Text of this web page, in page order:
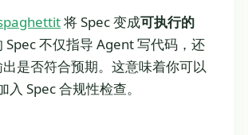
将 Spec 变成可执行的
不仅指导 Agent 写代码，还
是否符合预期。这意味着你可以
入 Spec 合规性检查。